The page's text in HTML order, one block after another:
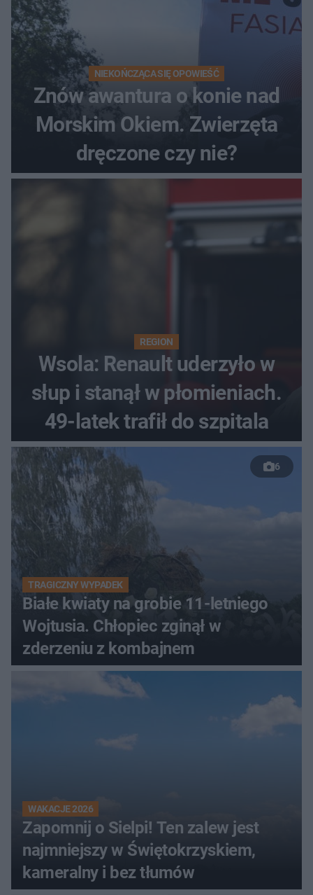
NIEKOŃCZĄCA SIĘ OPOWIEŚĆ
Znów awantura o konie nad
Morskim Okiem. Zwierzęta
dręczone czy nie?
REGION
Wsola: Renault uderzyło w
słup i stanął w płomieniach.
49-latek trafił do szpitala
6
TRAGICZNY WYPADEK
Białe kwiaty na grobie 11-letniego
Wojtusia. Chłopiec zginął w
zderzeniu z kombajnem
WAKACJE 2026
Zapomnij o Sielpi! Ten zalew jest
najmniejszy w Świętokrzyskiem,
kameralny i bez tłumów